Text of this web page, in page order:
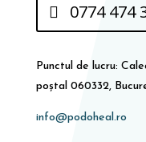
0774 474
Punctul de lucru:
poștal 060332,
info@podoheal.ro